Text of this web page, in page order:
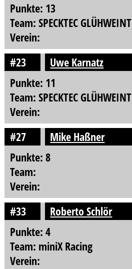
Punkte: 13
Team: SPECKTEC
Verein:
#23
Uwe Karnatz
Punkte: 11
Team: SPECKTEC
Verein:
#27
Mike Haßner
Punkte: 8
Team:
Verein:
#33
Roberto Schlör
Punkte: 4
Team: miniX Racing
Verein: